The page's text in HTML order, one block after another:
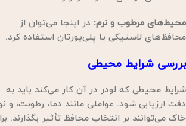
محیط‌های مرطوب و نرم: در اینجا می‌توان از
محافظ‌های لاستیکی یا پلی‌یورتان استفاده کرد.
بررسی شرایط محیطی
شرایط محیطی که لودر در آن کار می‌کند باید به
دقت ارزیابی شود. عواملی مانند دما، رطوبت، و
خاک می‌توانند بر انتخاب محافظ تأثیر بگذارند.